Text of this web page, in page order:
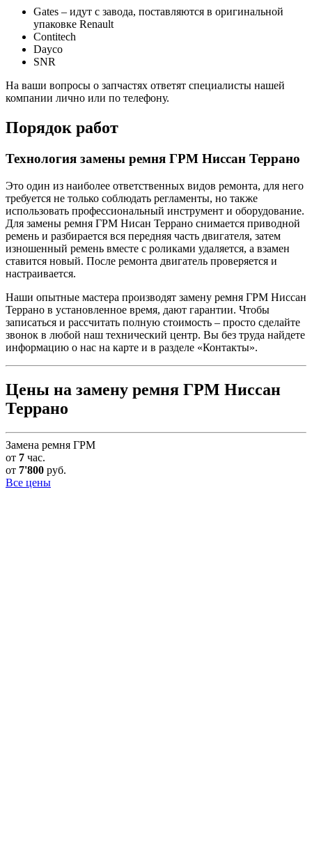
Gates – идут с завода, поставляются в оригинальной
упаковке Renault
Contitech
Dayco
SNR
На ваши вопросы о запчастях ответят специалисты нашей
компании лично или по телефону.
Порядок работ
Технология замены ремня ГРМ Ниссан Террано
Это один из наиболее ответственных видов ремонта, для него
требуется не только соблюдать регламенты, но также
использовать профессиональный инструмент и оборудование.
Для замены ремня ГРМ Нисан Террано снимается приводной
ремень и разбирается вся передняя часть двигателя, затем
изношенный ремень вместе с роликами удаляется, а взамен
ставится новый. После ремонта двигатель проверяется и
настраивается.
Наши опытные мастера производят замену ремня ГРМ Ниссан
Террано в установленное время, дают гарантии. Чтобы
записаться и рассчитать полную стоимость – просто сделайте
звонок в любой наш технический центр. Вы без труда найдете
информацию о нас на карте и в разделе «Контакты».
Цены на замену ремня ГРМ Ниссан
Террано
Замена ремня ГРМ
от 7 час.
от 7'800 руб.
Все цены